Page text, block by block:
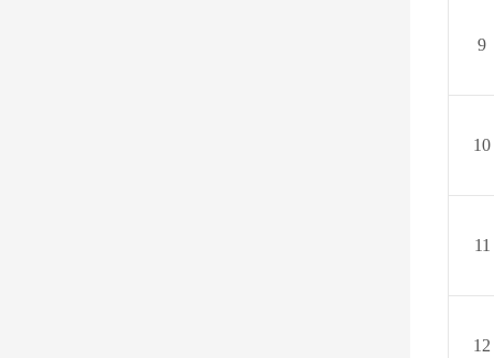
9
10
11
1 2